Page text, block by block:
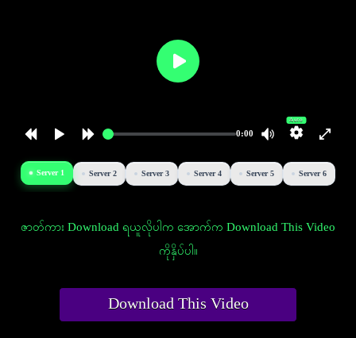
0:00
Auto
Server 1 Server 2 Server 3 Server 4 Server 5 Server 6
ဇာတ်ကား Download ရယူလိုပါက အောက်က Download This Video
ကိုနှိပ်ပါ။
Download This Video